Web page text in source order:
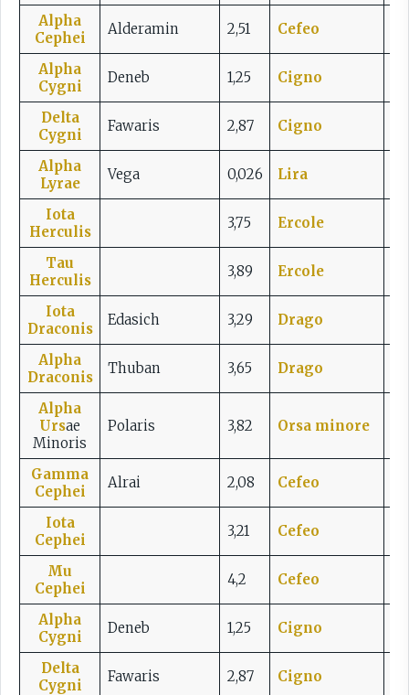
Alpha
Cephei
Alderamin 2,51 Cefeo
Alpha
Cygni
Deneb 1,25 Cigno
Delta
Cygni
Fawaris 2,87 Cigno
Alpha
Lyrae
Vega 0,026 Lira
Iota
Herculis
3,75 Ercole
Tau
Herculis
3,89 Ercole
Iota
Draconis
Edasich 3,29 Drago
Alpha
Draconis
Thuban 3,65 Drago
Alpha
Ursae
Minoris
Polaris 3,82 Orsa minore
Gamma
Cephei
Alrai 2,08 Cefeo
Iota
Cephei
3,21 Cefeo
Mu
Cephei
4,2 Cefeo
Alpha
Cygni
Deneb 1,25 Cigno
Delta
Cygni
Fawaris 2,87 Cigno